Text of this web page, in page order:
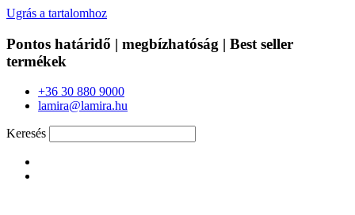
Ugrás a tartalomhoz
Pontos határidő | megbízhatóság | Best seller
termékek
+36 30 880 9000
lamira@lamira.hu
Keresés